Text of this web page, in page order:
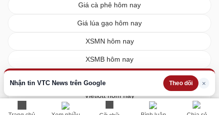
Nhận tin VTC News trên Google Theo dõi ×
Giá cà phê hôm nay
Giá lúa gạo hôm nay
XSMN hôm nay
XSMB hôm nay
Vietlott hôm nay